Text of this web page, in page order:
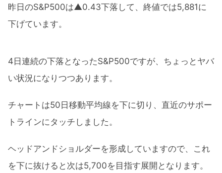
昨日のS&P500は▲0.43下落して、終値では5,881に
下げています。
4日連続の下落となったS&P500ですが、ちょっとヤバ
い状況になりつつあります。
チャートは50日移動平均線を下に切り、直近のサポー
トラインにタッチしました。
ヘッドアンドショルダーを形成していますので、これ
を下に抜けると次は5,700を目指す展開となります。